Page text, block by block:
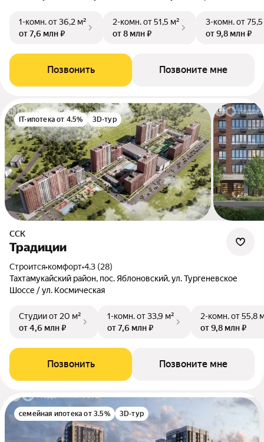
1-комн.от 36,2 м²
от 7,6 млн ₽
2-комн.от 51,5 м²
от 8 млн ₽
3-комн.от
от 9,8 млн ₽
Позвонить Позвоните мне
IT-ипотека от 4.5% 3D-тур
ССК
Традиции
Строится•комфорт•4.3 (28)
Тахтамукайский район, пос. Яблоновский, ул. Тургеневское
Шоссе / ул. Космическая
Студииот 20 м²
от 4,6 млн ₽
1-комн.от 33,9 м²
от 7,6 млн ₽
2-комн.от 55,8
от 9,8 млн ₽
Позвонить Позвоните мне
семейная ипотека от 3.5% 3D-тур